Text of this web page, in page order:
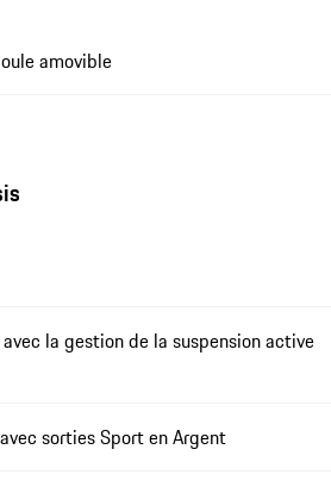
amovible
la gestion de la suspension active
sorties Sport en Argent